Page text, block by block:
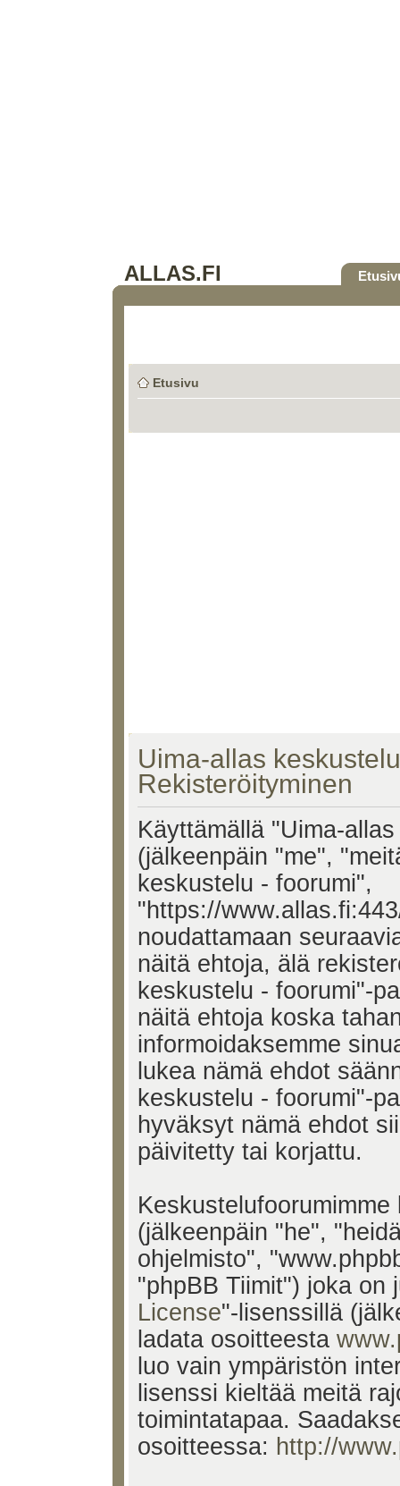
ALLAS.FI
Etusivu
Uima-allas
Rekisteröityminen
Käyttämällä "Uima-
(jälkeenpäin "me",
keskustelu - foorumi",
"https://
noudattamaan
näitä ehtoja, älä
keskustelu - foorumi"-
näitä ehtoja koska
informoidaksemme
lukea nämä ehdot
keskustelu - foorumi"-
hyväksyt nämä ehdot
päivitetty tai korjattu.
(jälkeenpäin "he",
ohjelmisto",
"phpBB Tiimit") joka on
License"-lisenssillä
ladata osoitteesta
luo vain ympäristön
lisenssi kieltää meitä
toimintatapaa.
osoitteessa: http://